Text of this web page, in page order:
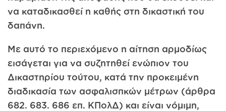
να καταδικασθεί η καθής στη δικαστική του
δαπάνη.
Με αυτό το περιεχόμενο η αίτηση αρμοδίως
εισάγεται για να συζητηθεί ενώπιον του
Δικαστηρίου τούτου, κατά την προκειμένη
διαδικασία των ασφαλισπκών μέτρων (άρθρα
682. 683. 686 επ. ΚΠολΔ) και είναι νόμιμη,